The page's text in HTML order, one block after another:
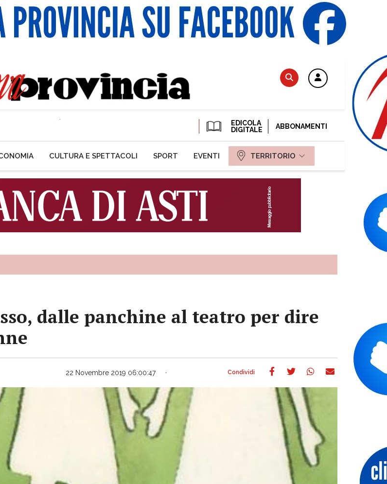
EDICOLA
DIGITALE
ABBONAMENTI
CULTURA E SPETTACOLI SPORT EVENTI TERRITORIO
dalle panchine al teatro per dire
22 Novembre 2019 06:00:47